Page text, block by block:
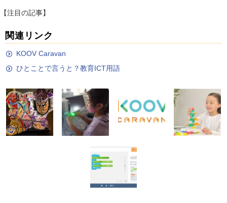
【注目の記事】
関連リンク
KOOV Caravan
ひとことで言うと？教育ICT用語